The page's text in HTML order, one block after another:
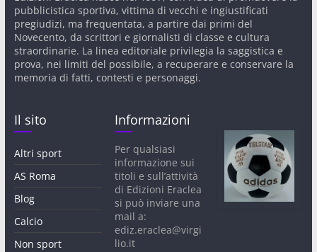
pubblicistica sportiva, vittima di vecchi e ingiustificati
pregiudizi, ma frequentata, a partire dai primi del
Novecento, da scrittori e giornalisti di classe e cultura
straordinarie. La linea editoriale privilegia la saggistica e
prova, nei limiti del possibile, a recuperare e conservare la
memoria di fatti, contesti e personaggi.
Il sito
Altri sport
AS Roma
Blog
Calcio
Non sport
Informazioni
Per qualsiasi
informazione sui
titoli e sull’attività
di Edizioni Eraclea
si può inviare una
mail a:
ediz.eraclea@virgi
lio.it